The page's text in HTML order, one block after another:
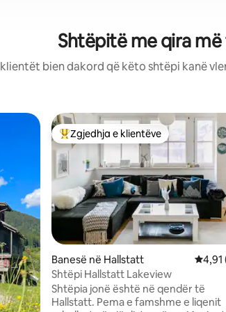
Shtëpitë me qira
klientët bien dakord që këto shtëpi kanë
Më të mirat e zgjedhjeve të klientëve
Zgjedhja e klientëve
Banesë në Hallstatt
4,91
Shtëpi Hallstatt Lakeview
Shtëpia jonë është në qendër të
Hallstatt. Pema e famshme e liqenit